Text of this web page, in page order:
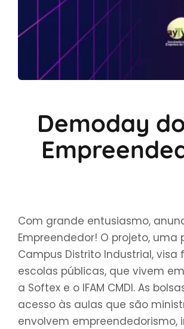
Demoday
Com grande entusiasmo,
Empreendedor! O projeto, uma
Campus Distrito Industrial,
escolas públicas, que vivem
a Softex e o IFAM CMDI. As
acesso às aulas que são
envolvem